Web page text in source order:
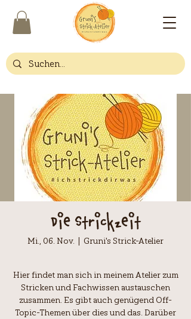
Die Strickzeit
Mi., 06. Nov.
  |
Gruni's Strick-Atelier
Hier findet man sich in meinem Atelier zum
Stricken und Fachwissen austauschen
zusammen. Es gibt auch genügend Off-
Topic-Themen über dies und das. Darüber